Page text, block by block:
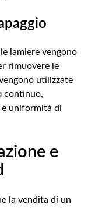
lamiere vengono
rimuovere le
utilizzate
continuo,
e uniformità di
e
la vendita di un